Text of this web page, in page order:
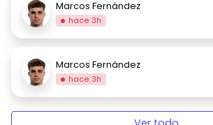
Marcos Fernández
hace 3h
Marcos Fernández
hace 3h